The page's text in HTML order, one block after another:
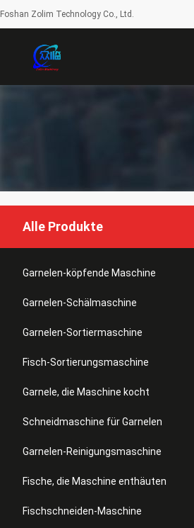
Foshan Zolim Technology Co., Ltd.
Alle Produkte
Garnelen-köpfende Maschine
Garnelen-Schälmaschine
Garnelen-Sortiermaschine
Fisch-Sortierungsmaschine
Garnele, die Maschine kocht
Schneidmaschine für Garnelen
Garnelen-Reinigungsmaschine
Fische, die Maschine enthäuten
Fischschneiden-Maschine